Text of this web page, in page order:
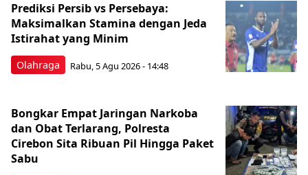
Olahraga
Prediksi Persib vs Persebaya:
Maksimalkan Stamina dengan Jeda
Istirahat yang Minim
Rabu, 5 Agu 2026 - 14:48
Bongkar Empat Jaringan Narkoba
dan Obat Terlarang, Polresta
Cirebon Sita Ribuan Pil Hingga Paket
Sabu